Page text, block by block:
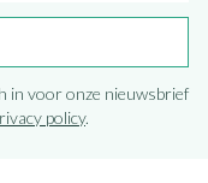
in voor onze nieuwsbrief
policy.